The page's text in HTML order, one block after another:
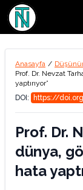
Anasayfa /
Prof. Dr. Nevzat
yaptırıyor”
DOI:
https://
Prof. Dr.
dünya,
hata